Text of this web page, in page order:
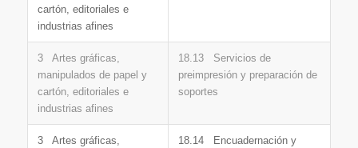
cartón, editoriales e
industrias afines
3 Artes gráficas,
manipulados de papel y
cartón, editoriales e
industrias afines
18.13 Servicios de
preimpresión y preparación de
soportes
3 Artes gráficas,
18.14 Encuadernación y